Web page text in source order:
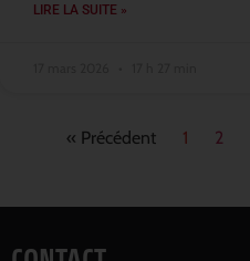
LIRE LA SUITE »
« Précédent 1 2